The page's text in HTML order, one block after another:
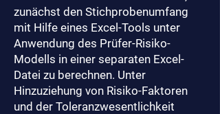
zunächst den Stichprobenumfang
mit Hilfe eines Excel-Tools unter
Anwendung des Prüfer-Risiko-
Modells in einer separaten Excel-
Datei zu berechnen. Unter
Hinzuziehung von Risiko-Faktoren
und der Toleranzwesentlichkeit